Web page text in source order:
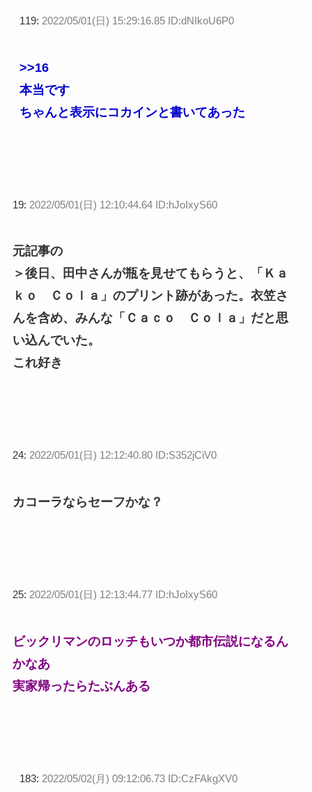
119: 2022/05/01(日) 15:29:16.85 ID:dNIkoU6P0
>>16
本当です
ちゃんと表示にコカインと書いてあった
19: 2022/05/01(日) 12:10:44.64 ID:hJoIxyS60
元記事の
＞後日、田中さんが瓶を見せてもらうと、「Ｋａ
ｋｏ Ｃｏｌａ」のプリント跡があった。衣笠さ
んを含め、みんな「Ｃａｃｏ Ｃｏｌａ」だと思
い込んでいた。
これ好き
24: 2022/05/01(日) 12:12:40.80 ID:S352jCiV0
カコーラならセーフかな？
25: 2022/05/01(日) 12:13:44.77 ID:hJoIxyS60
ビックリマンのロッチもいつか都市伝説になるん
かなあ
実家帰ったらたぶんある
183: 2022/05/02(月) 09:12:06.73 ID:CzFAkgXV0